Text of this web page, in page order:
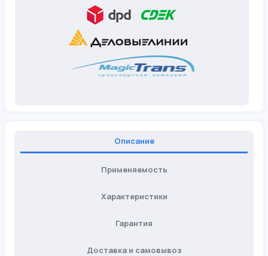
Описание
Применяемость
Характеристики
Гарантия
Доставка и самовывоз